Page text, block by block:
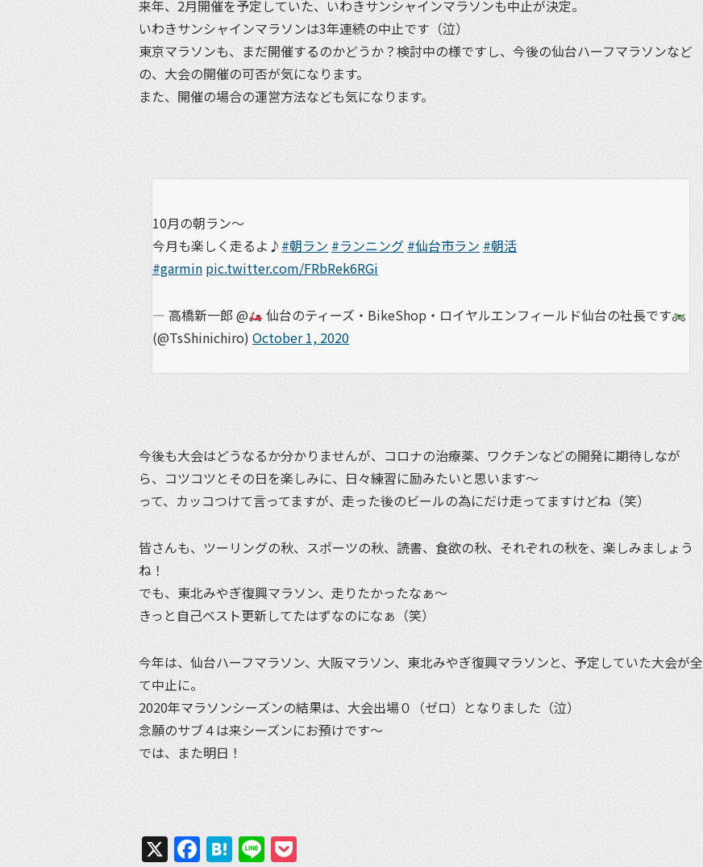
来年、2月開催を予定していた、いわきサンシャインマラソンも中止が決定。
いわきサンシャインマラソンは3年連続の中止です（泣）
東京マラソンも、まだ開催するのかどうか？検討中の様ですし、今後の仙台ハーフマラソンなど
の、大会の開催の可否が気になります。
また、開催の場合の運営方法なども気になります。
10月の朝ラン〜
今月も楽しく走るよ♪ #朝ラン #ランニング #仙台市ラン #朝活
#garmin pic.twitter.com/FRbRek6RGi
— 高橋新一郎 @
仙台のティーズ・BikeShop・ロイヤルエンフィールド仙台の社長です
(@TsShinichiro) October 1, 2020
今後も大会はどうなるか分かりませんが、コロナの治療薬、ワクチンなどの開発に期待しなが
ら、コツコツとその日を楽しみに、日々練習に励みたいと思います〜
って、カッコつけて言ってますが、走った後のビールの為にだけ走ってますけどね（笑）
皆さんも、ツーリングの秋、スポーツの秋、読書、食欲の秋、それぞれの秋を、楽しみましょう
ね！
でも、東北みやぎ復興マラソン、走りたかったなぁ〜
きっと自己ベスト更新してたはずなのになぁ（笑）
今年は、仙台ハーフマラソン、大阪マラソン、東北みやぎ復興マラソンと、予定していた大会が全
て中止に。
2020年マラソンシーズンの結果は、大会出場０（ゼロ）となりました（泣）
念願のサブ４は来シーズンにお預けです〜
では、また明日！
X Facebook
Hatena
Line